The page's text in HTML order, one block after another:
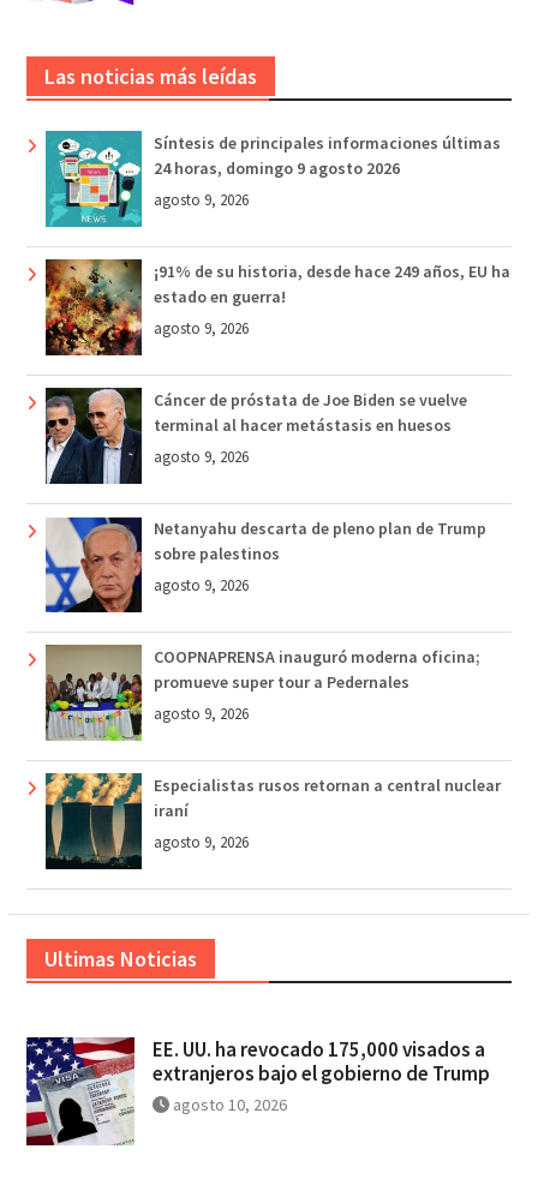
Las noticias más leídas
Síntesis de principales informaciones últimas
24 horas, domingo 9 agosto 2026
agosto 9, 2026
¡91% de su historia, desde hace 249 años, EU ha
estado en guerra!
agosto 9, 2026
Cáncer de próstata de Joe Biden se vuelve
terminal al hacer metástasis en huesos
agosto 9, 2026
Netanyahu descarta de pleno plan de Trump
sobre palestinos
agosto 9, 2026
COOPNAPRENSA inauguró moderna oficina;
promueve super tour a Pedernales
agosto 9, 2026
Especialistas rusos retornan a central nuclear
iraní
agosto 9, 2026
Ultimas Noticias
EE. UU. ha revocado 175,000 visados a
extranjeros bajo el gobierno de Trump
agosto 10, 2026